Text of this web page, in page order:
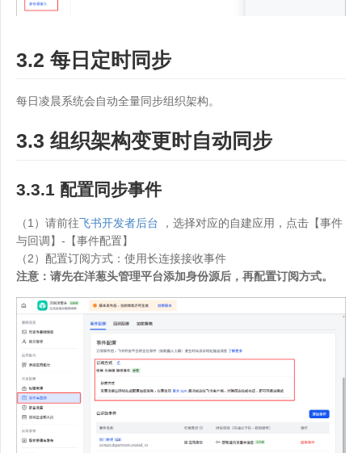
3.2 每日定时同步
每日凌晨系统会自动全量同步组织架构。
3.3 组织架构变更时自动同步
3.3.1 配置同步事件
（1）请前往飞书开发者后台 ，选择对应的自建应用，点击【事件
与回调】-【事件配置】
（2）配置订阅方式：使用长连接接收事件
注意：请先在洋葱头管理平台添加身份源后，再配置订阅方式。